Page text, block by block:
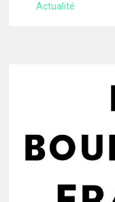
Actualité